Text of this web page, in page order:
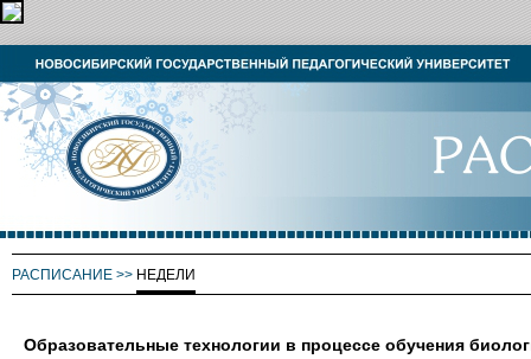
РАСПИСАНИЕ >> НЕДЕЛИ
Образовательные технологии в процессе обучения